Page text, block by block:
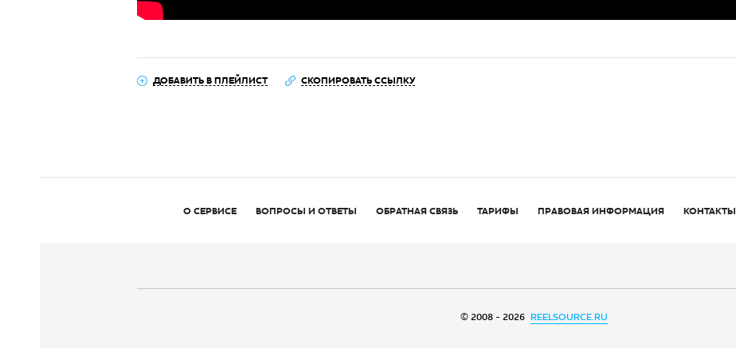
ДОБАВИТЬ В ПЛЕЙЛИСТ СКОПИРОВАТЬ ССЫЛКУ
О СЕРВИСЕ ВОПРОСЫ И ОТВЕТЫ ОБРАТНАЯ СВЯЗЬ ТАРИФЫ ПРАВОВАЯ ИНФОРМАЦИЯ КОНТАКТЫ
© 2008 - 2026 REELSOURCE.RU